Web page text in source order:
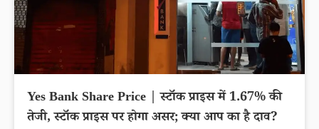
Yes Bank Share Price | स्टॉक प्राइस में 1.67% की
तेजी, स्टॉक प्राइस पर होगा असर; क्या आप का है दाव?